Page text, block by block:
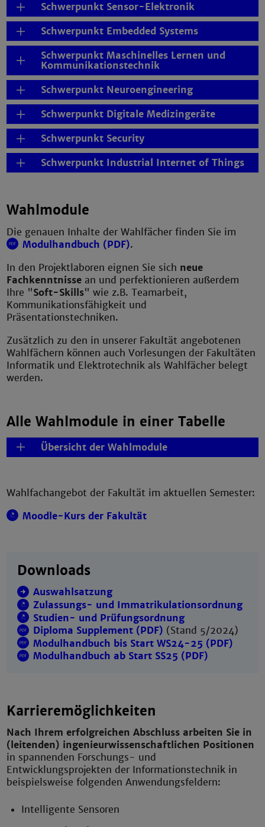
Schwerpunkt Sensor-Elektronik
Schwerpunkt Embedded Systems
Schwerpunkt Maschinelles Lernen und
Kommunikationstechnik
Schwerpunkt Neuroengineering
Schwerpunkt Digitale Medizingeräte
Schwerpunkt Security
Schwerpunkt Industrial Internet of Things
Wahlmodule
Die genauen Inhalte der Wahlfächer finden Sie im
Modulhandbuch (PDF).
In den Projektlaboren eignen Sie sich neue
Fachkenntnisse an und perfektionieren außerdem
Ihre "Soft-Skills" wie z.B. Teamarbeit,
Kommunikationsfähigkeit und
Präsentationstechniken.
Zusätzlich zu den in unserer Fakultät angebotenen
Wahlfächern können auch Vorlesungen der Fakultäten
Informatik und Elektrotechnik als Wahlfächer belegt
werden.
Alle Wahlmodule in einer Tabelle
Übersicht der Wahlmodule
Wahlfachangebot der Fakultät im aktuellen Semester:
Moodle-Kurs der Fakultät
Downloads
Auswahlsatzung
Zulassungs- und Immatrikulationsordnung
Studien- und Prüfungsordnung
Diploma Supplement (PDF) (Stand 5/2024)
Modulhandbuch bis Start WS24-25 (PDF)
Modulhandbuch ab Start SS25 (PDF)
Karrieremöglichkeiten
Nach Ihrem erfolgreichen Abschluss arbeiten Sie in
(leitenden) ingenieurwissenschaftlichen Positionen
in spannenden Forschungs- und
Entwicklungsprojekten der Informationstechnik in
beispielsweise folgenden Anwendungsfeldern:
Intelligente Sensoren